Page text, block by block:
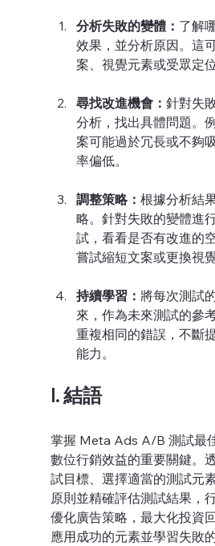
分析失敗的變體： 了解
效果，並分析原因。這
案、視覺元素或受眾定
尋找改進機會： 針對失
分析，找出具體問題。
案可能過於冗長或不夠
率偏低。
調整策略： 根據分析結
略。針對失敗的變體進
試，看看是否有改進的
嘗試縮短文案或更換視覺
持續學習： 將每次測試
來，作為未來測試的參
重複相同的錯誤，不斷
能力。
I. 結語
掌握 Meta Ads A/B 測試最
數位行銷效益的重要關鍵。
試目標、選擇適當的測試元
原則並精確評估測試結果，
優化廣告策略，最大化投資
應用成功的元素並學習失敗